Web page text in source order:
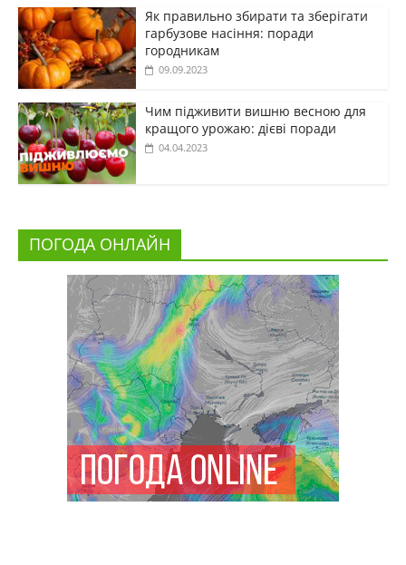
Як правильно збирати та зберігати
гарбузове насіння: поради
городникам
09.09.2023
Чим підживити вишню весною для
кращого урожаю: дієві поради
04.04.2023
ПОГОДА ОНЛАЙН